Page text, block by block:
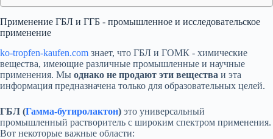
Применение ГБЛ и ГГБ - промышленное и исследовательское
применение
ko-tropfen-kaufen.com знает, что ГБЛ и ГОМК - химические
вещества, имеющие различные промышленные и научные
применения. Мы однако не продают эти вещества и эта
информация предназначена только для образовательных целей.
ГБЛ (Гамма-бутиролактон) это универсальный
промышленный растворитель с широким спектром применения.
Вот некоторые важные области: